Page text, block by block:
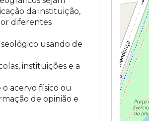
da instituição,
diferentes
usando de
instituições e a
acervo físico ou
de opinião e